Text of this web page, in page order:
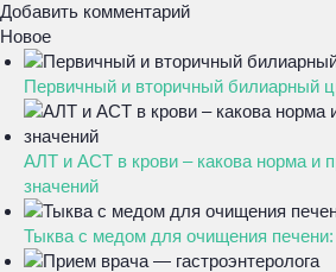
Добавить комментарий
Новое
Первичный и вторичный билиарный
АЛТ и АСТ в крови – какова норма и
значений
Тыква с медом для очищения